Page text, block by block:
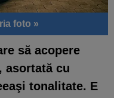
foto »
să acopere
asortată cu
tonalitate. E